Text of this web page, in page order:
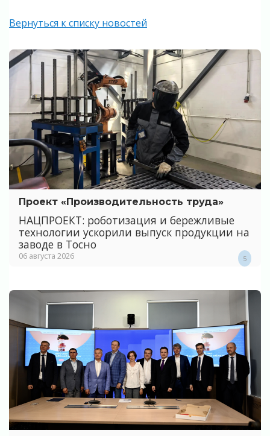
Вернуться к списку новостей
Проект «Производительность труда»
НАЦПРОЕКТ: роботизация и бережливые
технологии ускорили выпуск продукции на
заводе в Тосно
06 августа 2026 5